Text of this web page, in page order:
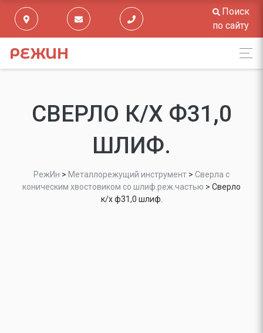
Поиск
по сайту
РЕЖИН
СВЕРЛО К/Х Ф31,0
ШЛИФ.
РежИн > Металлорежущий инструмент > Сверла с
коническим хвостовиком со шлиф.реж.частью > Сверло
к/х ф31,0 шлиф.